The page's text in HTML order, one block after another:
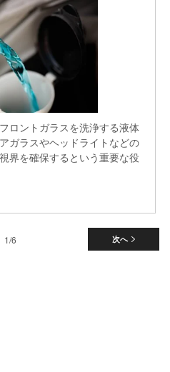
ロントガラスを洗浄する液体
ガラスやヘッドライトなどの
界を確保するという重要な役
次へ
1/6